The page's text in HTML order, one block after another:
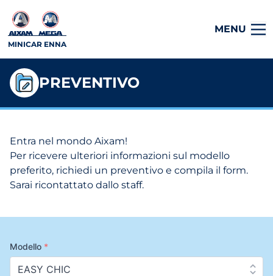
MINICAR ENNA
MENU
PREVENTIVO
Entra nel mondo Aixam!
Per ricevere ulteriori informazioni sul modello
preferito, richiedi un preventivo e compila il form.
Sarai ricontattato dallo staff.
Modello *